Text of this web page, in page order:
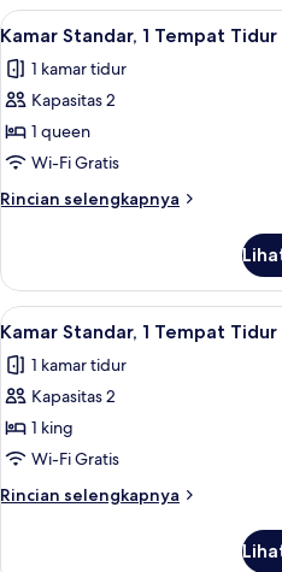
Asap
Rokok
Standar,
2
Tidur
Queen,
Asap
Rokok
Lihat
semua
foto
untuk
Kamar
Standar,
1
Tempat
Queen,
Bebas
Asap
Rokok
2
Kamar Standar, 1 Tempat
1 kamar tidur
Kapasitas 2
1 queen
Wi-Fi Gratis
Rincian selengkapnya
Rincian
Kamar
Standar,
1
Tidur
Queen,
Asap
Rokok
Lihat
semua
foto
untuk
Kamar
Standar,
1
Tempat
2
Kamar Standar, 1 Tempat
1 kamar tidur
Kapasitas 2
1 king
Wi-Fi Gratis
Rincian selengkapnya
Rincian